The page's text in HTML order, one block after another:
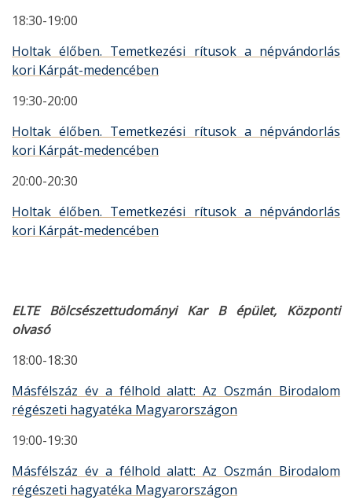
18:30-19:00
Holtak élőben. Temetkezési rítusok a népvándorlás
kori Kárpát-medencében
19:30-20:00
Holtak élőben. Temetkezési rítusok a népvándorlás
kori Kárpát-medencében
20:00-20:30
Holtak élőben. Temetkezési rítusok a népvándorlás
kori Kárpát-medencében
ELTE Bölcsészettudományi Kar B épület, Központi
olvasó
18:00-18:30
Másfélszáz év a félhold alatt: Az Oszmán Birodalom
régészeti hagyatéka Magyarországon
19:00-19:30
Másfélszáz év a félhold alatt: Az Oszmán Birodalom
régészeti hagyatéka Magyarországon